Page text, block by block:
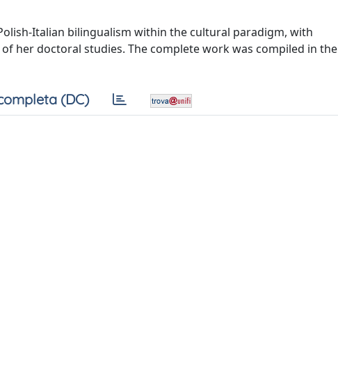
Italian bilingualism within the cultural paradigm, with
her doctoral studies. The complete work was compiled in the
(DC)